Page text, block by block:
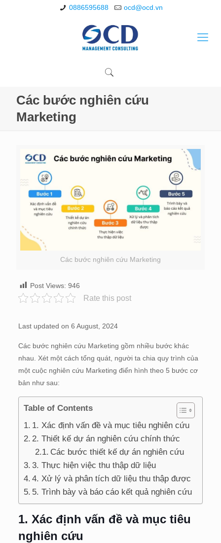
0886595688 ocd@ocd.vn
Các bước nghiên cứu
Marketing
Các bước nghiên cứu Marketing
Post Views: 946
Rate this post
Last updated on 6 August, 2024
Các bước nghiên cứu Marketing gồm nhiều bước khác
nhau. Xét một cách tổng quát, người ta chia quy trình của
một cuộc nghiên cứu Marketing điển hình theo 5 bước cơ
bản như sau:
Table of Contents
1. Xác định vấn đề và mục tiêu nghiên cứu
2. Thiết kế dự án nghiên cứu chính thức
Các bước thiết kế dự án nghiên cứu
3. Thực hiện việc thu thập dữ liệu
4. Xử lý và phân tích dữ liệu thu thập được
5. Trình bày và báo cáo kết quả nghiên cứu
1. Xác định vấn đề và mục tiêu
nghiên cứu